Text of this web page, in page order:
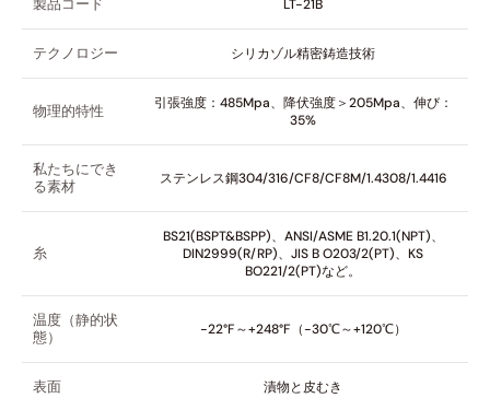
製品コード LT-21B
テクノロジー シリカゾル精密鋳造技術
物理的特性
引張強度：485Mpa、降伏強度＞205Mpa、伸び：
35%
私たちにでき
る素材
ステンレス鋼304/316/CF8/CF8M/1.4308/1.4416
糸
BS21(BSPT&BSPP)、ANSI/ASME B1.20.1(NPT)、
DIN2999(R/RP)、JIS B O203/2(PT)、KS
BO221/2(PT)など。
温度（静的状
態）
-22°F～+248°F（-30℃～+120℃）
表面 漬物と皮むき